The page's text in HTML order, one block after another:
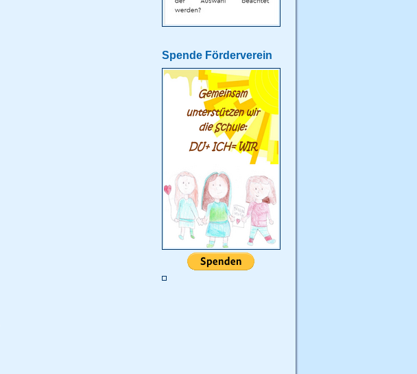
Spende Förderverein